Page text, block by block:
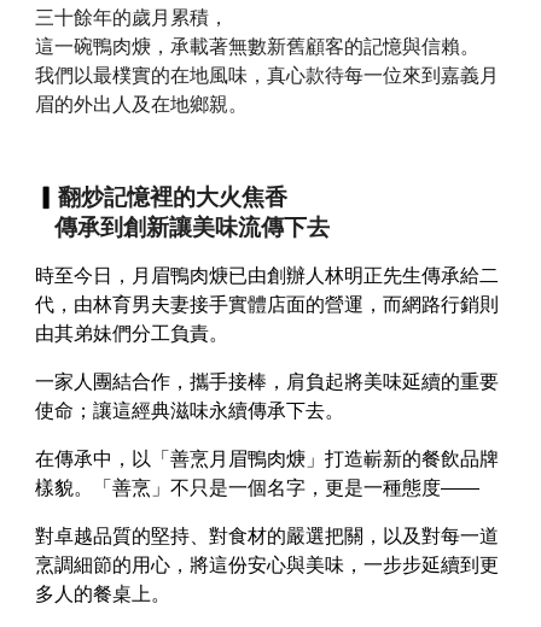
三十餘年的歲月累積，
這一碗鴨肉焿，承載著無數新舊顧客的記憶與信賴。
我們以最樸實的在地風味，真心款待每一位來到嘉義月
眉的外出人及在地鄉親。
▎翻炒記憶裡的大火焦香
傳承到創新讓美味流傳下去
時至今日，月眉鴨肉焿已由創辦人林明正先生傳承給二
代，由林育男夫妻接手實體店面的營運，而網路行銷則
由其弟妹們分工負責。
一家人團結合作，攜手接棒，肩負起將美味延續的重要
使命；讓這經典滋味永續傳承下去。
在傳承中，以「善烹月眉鴨肉焿」打造嶄新的餐飲品牌
樣貌。「善烹」不只是一個名字，更是一種態度——
對卓越品質的堅持、對食材的嚴選把關，以及對每一道
烹調細節的用心，將這份安心與美味，一步步延續到更
多人的餐桌上。